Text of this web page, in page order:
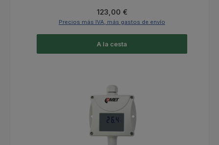
Precio normal:
123,00 €
Precios más IVA, más gastos de envío
A la cesta